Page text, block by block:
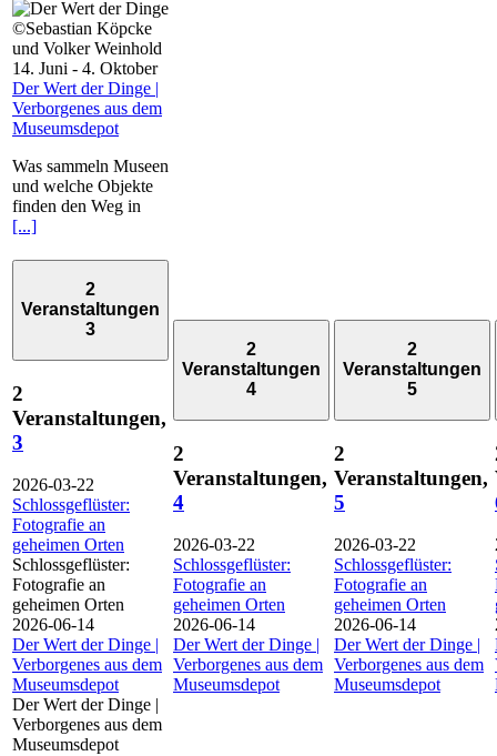
14. Juni - 4. Oktober
Der Wert der Dinge |
Verborgenes aus dem
Museumsdepot
Was sammeln Museen
und welche Objekte
finden den Weg in
[...]
2
Veranstaltungen
3
2
Veranstaltungen,
3
2026-03-22
Schlossgeflüster:
Fotografie an
geheimen Orten
Schlossgeflüster:
Fotografie an
geheimen Orten
2026-06-14
Der Wert der Dinge |
Verborgenes aus dem
Museumsdepot
Der Wert der Dinge |
Verborgenes aus dem
Museumsdepot
2
Veranstaltungen
4
2
Veranstaltungen,
4
2026-03-22
Schlossgeflüster:
Fotografie an
geheimen Orten
2026-06-14
Der Wert der Dinge |
Verborgenes aus dem
Museumsdepot
2
Veranstaltungen
5
2
Veranstaltungen,
5
2026-03-22
Schlossgeflüster:
Fotografie an
geheimen Orten
2026-06-14
Der Wert der Dinge |
Verborgenes aus dem
Museumsdepot